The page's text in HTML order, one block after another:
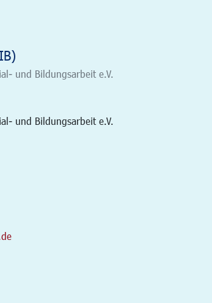
und Bildungsarbeit e.V.
und Bildungsarbeit e.V.